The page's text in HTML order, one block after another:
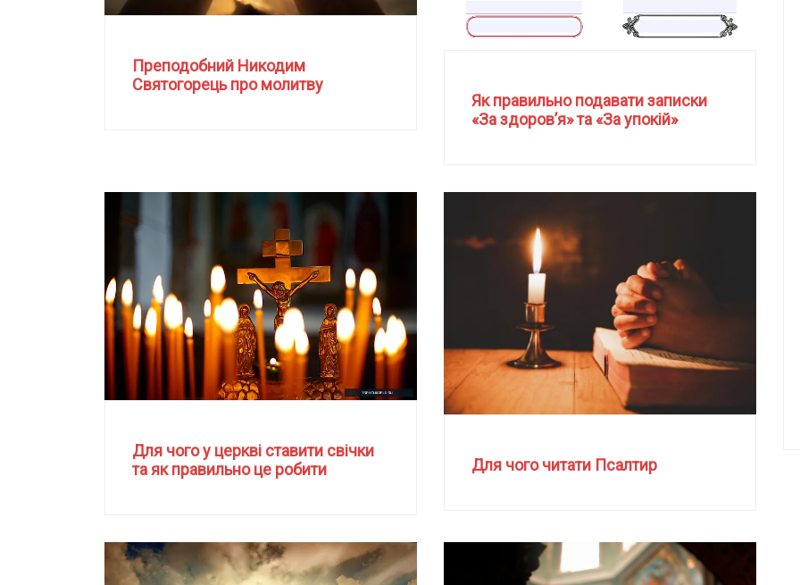
Преподобний Никодим
Святогорець про молитву
Як правильно подавати записки
«За здоров’я» та «За упокій»
Для чого у церкві ставити свічки
та як правильно це робити
Для чого читати Псалтир